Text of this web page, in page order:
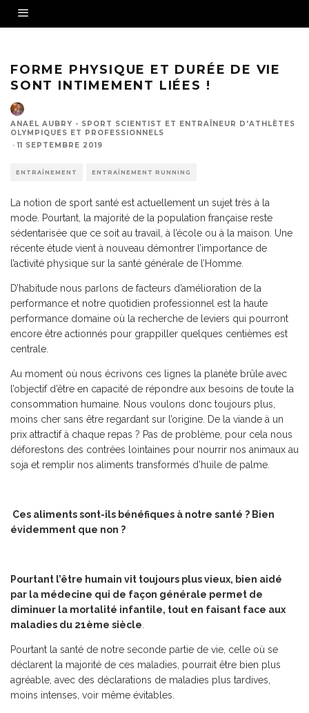
FORME PHYSIQUE ET DURÉE DE VIE
SONT INTIMEMENT LIÉES !
ANAEL AUBRY - SPORT SCIENTIST ET ENTRAÎNEUR D'ATHLÈTES
OLYMPIQUES ET PROFESSIONNELS
· 11 SEPTEMBRE 2019
ENTRAÎNEMENT ENTRAÎNEMENT RUNNING
La notion de sport santé est actuellement un sujet très à la
mode. Pourtant, la majorité de la population française reste
sédentarisée que ce soit au travail, à l’école ou à la maison. Une
récente étude vient à nouveau démontrer l’importance de
l’activité physique sur la santé générale de l’Homme.
D’habitude nous parlons de facteurs d’amélioration de la
performance et notre quotidien professionnel est la haute
performance domaine où la recherche de leviers qui pourront
encore être actionnés pour grappiller quelques centièmes est
centrale.
Au moment où nous écrivons ces lignes la planète brûle avec
l’objectif d’être en capacité de répondre aux besoins de toute la
consommation humaine. Nous voulons donc toujours plus,
moins cher sans être regardant sur l’origine. De la viande à un
prix attractif à chaque repas ? Pas de problème, pour cela nous
déforestons des contrées lointaines pour nourrir nos animaux au
soja et remplir nos aliments transformés d’huile de palme.
Ces aliments sont-ils bénéfiques à notre santé ? Bien
évidemment que non ?
Pourtant l’être humain vit toujours plus vieux, bien aidé
par la médecine qui de façon générale permet de
diminuer la mortalité infantile, tout en faisant face aux
maladies du 21ème siècle
Pourtant la santé de notre seconde partie de vie, celle où se
déclarent la majorité de ces maladies, pourrait être bien plus
agréable, avec des déclarations de maladies plus tardives,
moins intenses, voir même évitables.